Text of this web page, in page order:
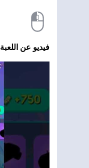
فيديو عن اللعبة